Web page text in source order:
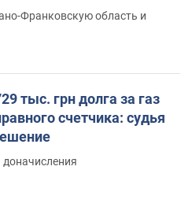
Франковскую область и
тыс. грн долга за газ
счетчика: судья
доначисления